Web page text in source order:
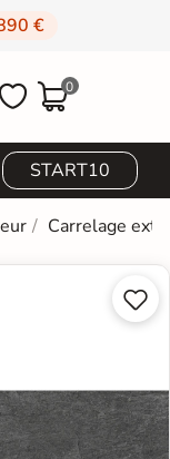
€
0
START10
Carrelage

